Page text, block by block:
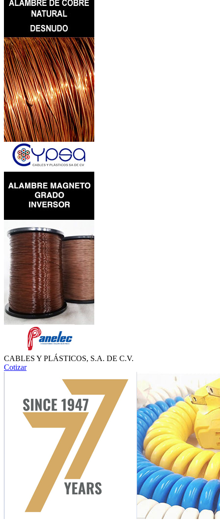
CABLES Y PLÁSTICOS, S.A. DE C.V.
Cotizar